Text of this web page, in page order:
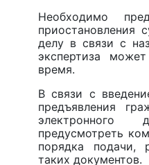
Необходимо
приостановления
делу в связи с
экспертиза
время.
В связи с
предъявления
электронного
предусмотреть
порядка подачи,
таких документов.